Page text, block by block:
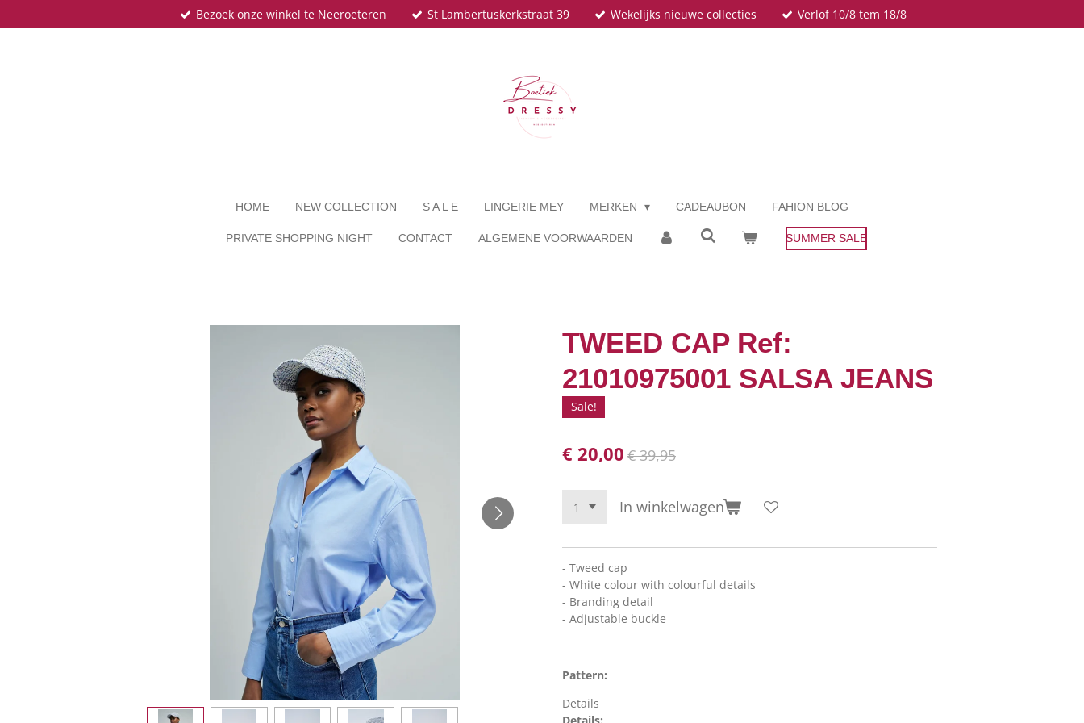
direct
Bezoek onze winkel te Neeroeteren St Lambertuskerkstraat 39 Wekelijks nieuwe collecties Verlof 10/8 tem 18/8
HOME NEW COLLECTION S A L E LINGERIE MEY MERKEN CADEAUBON FAHION BLOG
PRIVATE SHOPPING NIGHT CONTACT ALGEMENE VOORWAARDEN SUMMER SALE
TWEED CAP Ref:
21010975001 SALSA JEANS
Sale!
€ 20,00 € 39,95
In winkelwagen
- Tweed cap
- White colour with colourful details
- Branding detail
- Adjustable buckle
Pattern:
Details